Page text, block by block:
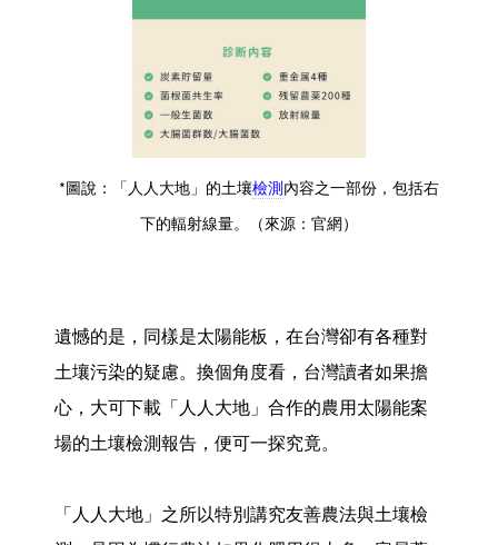
*圖說：「人人大地」的土壤檢測 內容之一部份，包括右
下的輻射線量。（來源：官網）
遺憾的是，同樣是太陽能板，在台灣卻有各種對
土壤污染的疑慮。換個角度看，台灣讀者如果擔
心，大可下載「人人大地」合作的農用太陽能案
場的土壤檢測報告，便可一探究竟。
「人人大地」之所以特別講究友善農法與土壤檢